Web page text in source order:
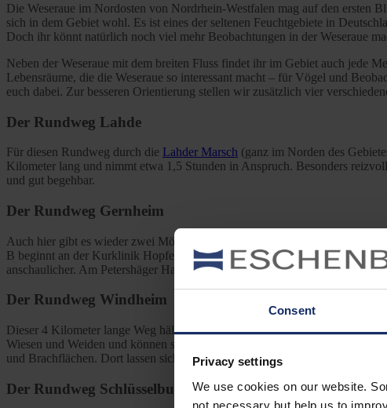
Consent
Privacy settings
We use cookies on our website.
not necessary but help us to
Die Weseraue im Nordosten von Nordrhein-Westfalen mag auf den ersten
sich in dem Gebiet wohl. Es ist eines der seltenen Feuchtgebiete in
Doch ihr könnt natürlich noch viel mehr Beobachtungen in der Weseraue
Neben der Weseraue mit dem breiten Fluss findet ihr im Gebiet auch jede
Lebensräume, die die Weseraue so interessant macht – für Vögel und
euch dabei. Zur besseren Orientierung stellen wir zusätzlich vier
Der Rundweg Lahde
Für diesen Rundweg durch die Lahder Marsch (ganz im Norden des
Kilometer lang und nimmt etwa 1,5 Stunden in Anspruch. Besonders
und gut begehbar.
Der Rundweg Gernheim
Auch hier gibt es wieder zwei Möglichkeiten. Variante A dauert etwa eine
B beginnt an der Kurklinik Hopfenberg und führt auf 4,5 Kilometern durch
anschaulicher. Am Petershäger Hanggraben solltet ihr eine längere
Der Rundweg Windheim
Dieser 4 Kilometer lange Weg hält eine Menge Naturerlebnisse bereit.
Wiesen und Weiden und können so die Landschaft auf natürliche Weise
und Brachflächen. Dort lassen sich wieder die verschiedensten Vogelarten
Der Rundweg Schlüsselburg